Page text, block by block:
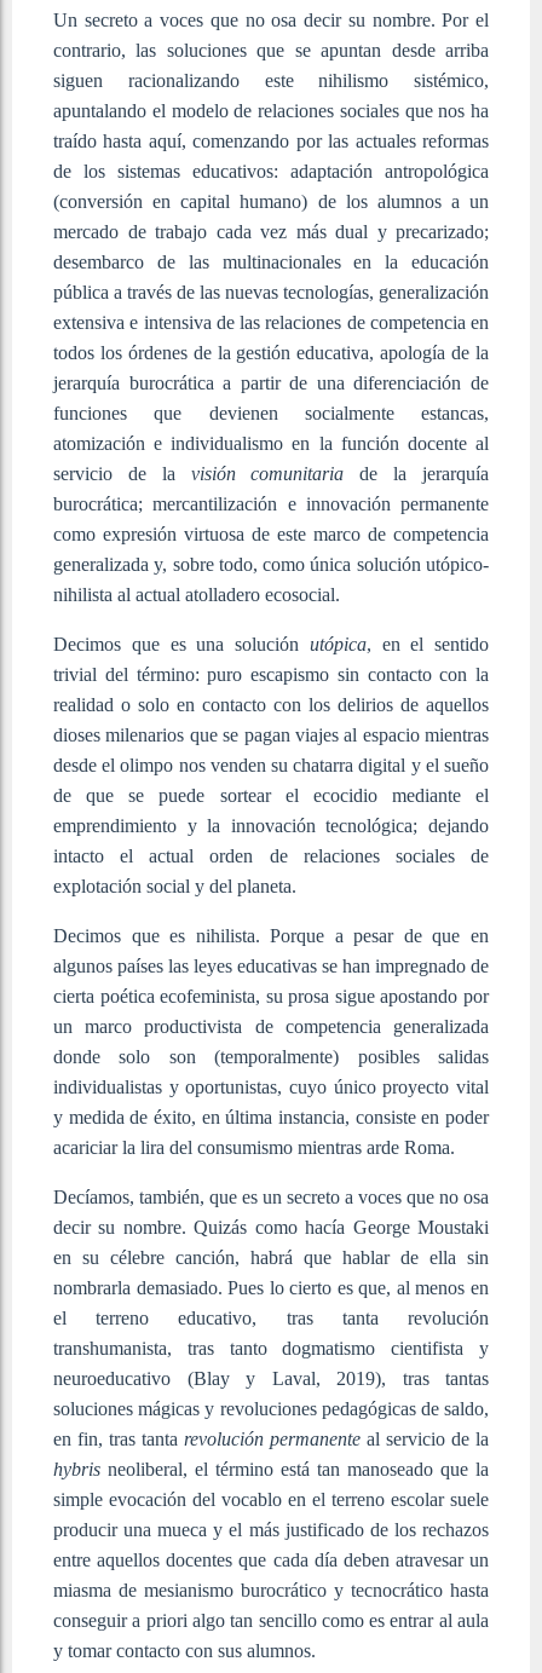
Un secreto a voces que no osa decir su nombre. Por el
contrario, las soluciones que se apuntan desde arriba
siguen racionalizando este nihilismo sistémico,
apuntalando el modelo de relaciones sociales que nos ha
traído hasta aquí, comenzando por las actuales reformas
de los sistemas educativos: adaptación antropológica
(conversión en capital humano) de los alumnos a un
mercado de trabajo cada vez más dual y precarizado;
desembarco de las multinacionales en la educación
pública a través de las nuevas tecnologías, generalización
extensiva e intensiva de las relaciones de competencia en
todos los órdenes de la gestión educativa, apología de la
jerarquía burocrática a partir de una diferenciación de
funciones que devienen socialmente estancas,
atomización e individualismo en la función docente al
servicio de la visión comunitaria de la jerarquía
burocrática; mercantilización e innovación permanente
como expresión virtuosa de este marco de competencia
generalizada y, sobre todo, como única solución utópico-
nihilista al actual atolladero ecosocial.
Decimos que es una solución utópica, en el sentido
trivial del término: puro escapismo sin contacto con la
realidad o solo en contacto con los delirios de aquellos
dioses milenarios que se pagan viajes al espacio mientras
desde el olimpo nos venden su chatarra digital y el sueño
de que se puede sortear el ecocidio mediante el
emprendimiento y la innovación tecnológica; dejando
intacto el actual orden de relaciones sociales de
explotación social y del planeta.
Decimos que es nihilista. Porque a pesar de que en
algunos países las leyes educativas se han impregnado de
cierta poética ecofeminista, su prosa sigue apostando por
un marco productivista de competencia generalizada
donde solo son (temporalmente) posibles salidas
individualistas y oportunistas, cuyo único proyecto vital
y medida de éxito, en última instancia, consiste en poder
acariciar la lira del consumismo mientras arde Roma.
Decíamos, también, que es un secreto a voces que no osa
decir su nombre. Quizás como hacía George Moustaki
en su célebre canción, habrá que hablar de ella sin
nombrarla demasiado. Pues lo cierto es que, al menos en
el terreno educativo, tras tanta revolución
transhumanista, tras tanto dogmatismo cientifista y
neuroeducativo (Blay y Laval, 2019), tras tantas
soluciones mágicas y revoluciones pedagógicas de saldo,
en fin, tras tanta revolución permanente al servicio de la
hybris neoliberal, el término está tan manoseado que la
simple evocación del vocablo en el terreno escolar suele
producir una mueca y el más justificado de los rechazos
entre aquellos docentes que cada día deben atravesar un
miasma de mesianismo burocrático y tecnocrático hasta
conseguir a priori algo tan sencillo como es entrar al aula
y tomar contacto con sus alumnos.